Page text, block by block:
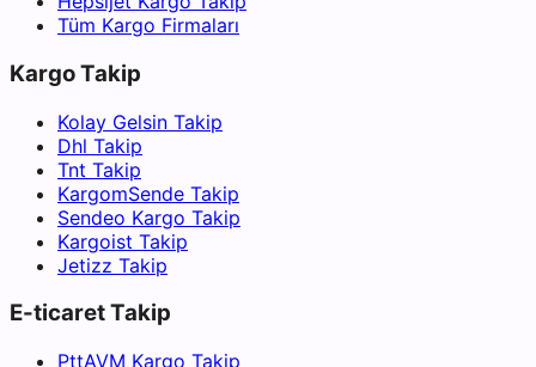
Tüm Kargo Firmaları
Kargo Takip
Kolay Gelsin Takip
Dhl Takip
Tnt Takip
KargomSende Takip
Sendeo Kargo Takip
Kargoist Takip
Jetizz Takip
E-ticaret Takip
PttAVM Kargo Takip